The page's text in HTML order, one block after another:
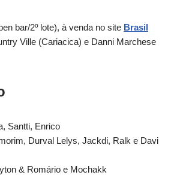
bar/2º lote), à venda no site Brasil
Ville (Cariacica) e Danni Marchese
Santti, Enrico
Durval Lelys, Jackdi, Ralk e Davi
& Romário e Mochakk